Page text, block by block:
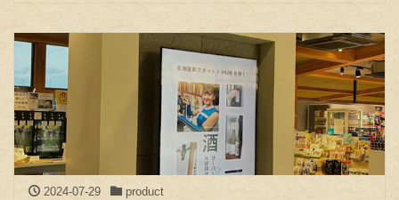
2024-07-29 product